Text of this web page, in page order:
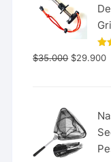
con
$35.000 $29.900